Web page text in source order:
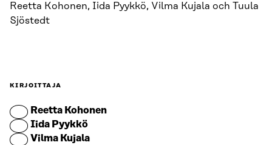
Reetta Kohonen, Iida Pyykkö, Vilma Kujala och Tuula
Sjöstedt
KIRJOITTAJA
Reetta Kohonen
Iida Pyykkö
Vilma Kujala